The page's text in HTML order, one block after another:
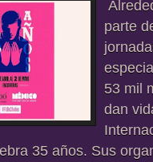
parte
53 mil
dan
35 años. Sus